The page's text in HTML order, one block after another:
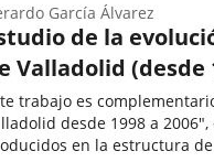
de la
Valladolid (desde
trabajo es
desde 1998 a
en la estructura
García Álvarez